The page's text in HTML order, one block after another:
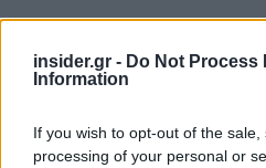
insider.gr - Do Not Process
Information
If you wish to opt-out of the
processing of your personal or